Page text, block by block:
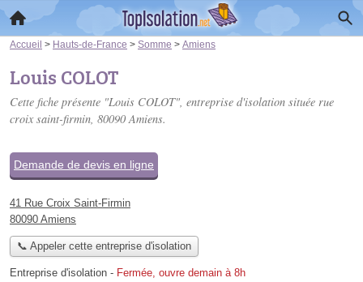
Accueil > Hauts-de-France > Somme > Amiens
Louis COLOT
Cette fiche présente "Louis COLOT", entreprise d'isolation située rue
croix saint-firmin, 80090 Amiens.
Demande de devis en ligne
41 Rue Croix Saint-Firmin
80090 Amiens
📞 Appeler cette entreprise d'isolation
Entreprise d'isolation - Fermée, ouvre demain à 8h